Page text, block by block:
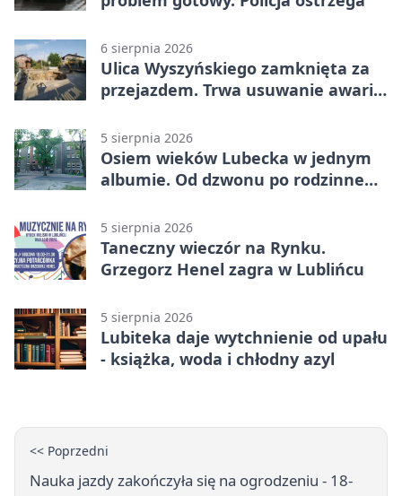
6 sierpnia 2026
Ulica Wyszyńskiego zamknięta za
przejazdem. Trwa usuwanie awarii
5 sierpnia 2026
Osiem wieków Lubecka w jednym
albumie. Od dzwonu po rodzinne
5 sierpnia 2026
Taneczny wieczór na Rynku.
Grzegorz Henel zagra w Lublińcu
5 sierpnia 2026
Lubiteka daje wytchnienie od upału
- książka, woda i chłodny azyl
<< Poprzedni
Nauka jazdy zakończyła się na ogrodzeniu - 18-